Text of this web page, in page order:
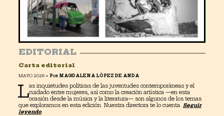
EDITORIAL
Carta editorial
MAYO 2026 – PORMAGDALENA LÓPEZ DE ANDA
Las inquietudes políticas de las juventudes contemporáneas y el
cuidado entre mujeres, así como la creación artística —en esta
ocasión desde la música y la literatura— son algunos de los temas
que exploramos en esta edición. Nuestra directora te lo cuenta. Seguir
leyendo